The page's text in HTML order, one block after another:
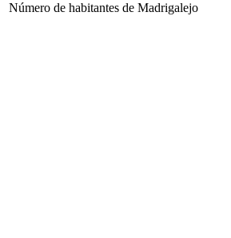
Número de habitantes de Madrigalejo